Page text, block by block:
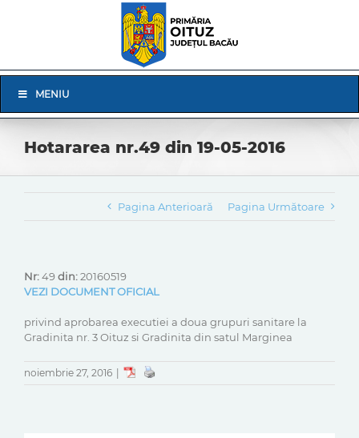
Navigation
MENIU
Hotararea nr.49 din 19-05-2016
Pagina Anterioară Pagina Următoare
Nr:49din:20160519
VEZI DOCUMENT OFICIAL
privind aprobarea executiei a doua grupuri sanitare la
Gradinita nr. 3 Oituz si Gradinita din satul Marginea
noiembrie 27, 2016